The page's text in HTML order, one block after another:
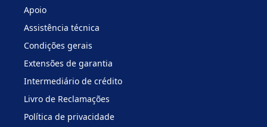
Apoio
Assistência técnica
Condições gerais
Extensões de garantia
Intermediário de crédito
Livro de Reclamações
Política de privacidade